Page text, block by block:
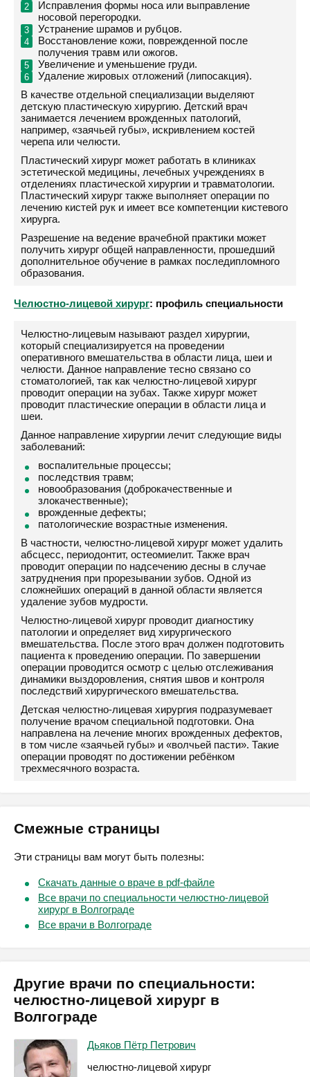
Исправления формы носа или выправление
носовой перегородки.
Устранение шрамов и рубцов.
Восстановление кожи, поврежденной после
получения травм или ожогов.
Увеличение и уменьшение груди.
Удаление жировых отложений (липосакция).
В качестве отдельной специализации выделяют
детскую пластическую хирургию. Детский врач
занимается лечением врожденных патологий,
например, «заячьей губы», искривлением костей
черепа или челюсти.
Пластический хирург может работать в клиниках
эстетической медицины, лечебных учреждениях в
отделениях пластической хирургии и травматологии.
Пластический хирург также выполняет операции по
лечению кистей рук и имеет все компетенции кистевого
хирурга.
Разрешение на ведение врачебной практики может
получить хирург общей направленности, прошедший
дополнительное обучение в рамках последипломного
образования.
Челюстно-лицевой хирург: профиль специальности
Челюстно-лицевым называют раздел хирургии,
который специализируется на проведении
оперативного вмешательства в области лица, шеи и
челюсти. Данное направление тесно связано со
стоматологией, так как челюстно-лицевой хирург
проводит операции на зубах. Также хирург может
проводит пластические операции в области лица и
шеи.
Данное направление хирургии лечит следующие виды
заболеваний:
воспалительные процессы;
последствия травм;
новообразования (доброкачественные и
злокачественные);
врожденные дефекты;
патологические возрастные изменения.
В частности, челюстно-лицевой хирург может удалить
абсцесс, периодонтит, остеомиелит. Также врач
проводит операции по надсечению десны в случае
затруднения при прорезывании зубов. Одной из
сложнейших операций в данной области является
удаление зубов мудрости.
Челюстно-лицевой хирург проводит диагностику
патологии и определяет вид хирургического
вмешательства. После этого врач должен подготовить
пациента к проведению операции. По завершении
операции проводится осмотр с целью отслеживания
динамики выздоровления, снятия швов и контроля
последствий хирургического вмешательства.
Детская челюстно-лицевая хирургия подразумевает
получение врачом специальной подготовки. Она
направлена на лечение многих врожденных дефектов,
в том числе «заячьей губы» и «волчьей пасти». Такие
операции проводят по достижении ребёнком
трехмесячного возраста.
Смежные страницы
Эти страницы вам могут быть полезны:
Скачать данные о враче в pdf-файле
Все врачи по специальности челюстно-лицевой
хирург в Волгограде
Все врачи в Волгограде
Другие врачи по специальности:
челюстно-лицевой хирург в
Волгограде
Дьяков Пётр Петрович
челюстно-лицевой хирург